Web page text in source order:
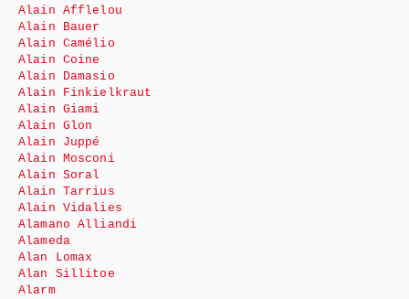
Alain Afflelou
Alain Bauer
Alain Camélio
Alain Coine
Alain Damasio
Alain Finkielkraut
Alain Giami
Alain Glon
Alain Juppé
Alain Mosconi
Alain Soral
Alain Tarrius
Alain Vidalies
Alamano Alliandi
Alameda
Alan Lomax
Alan Sillitoe
Alarm